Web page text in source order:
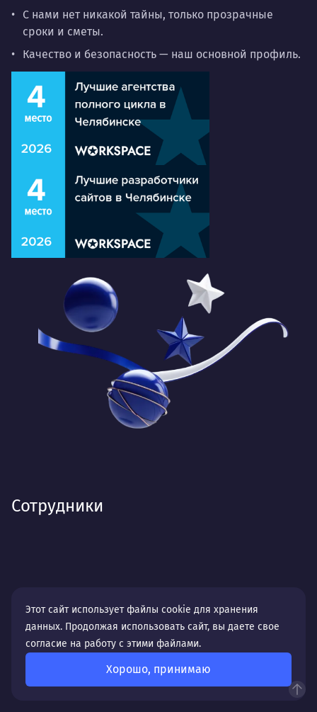
С нами нет никакой тайны, только прозрачные
сроки и сметы.
Качество и безопасность — наш основной профиль.
Сотрудники
Этот сайт использует файлы cookie для хранения
данных. Продолжая использовать сайт, вы даете свое
согласие на работу с этими файлами.
Хорошо, принимаю